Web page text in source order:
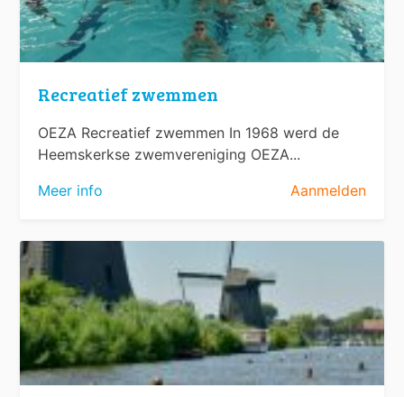
Recreatief zwemmen
OEZA Recreatief zwemmen In 1968 werd de
Heemskerkse zwemvereniging OEZA...
Meer info
Aanmelden